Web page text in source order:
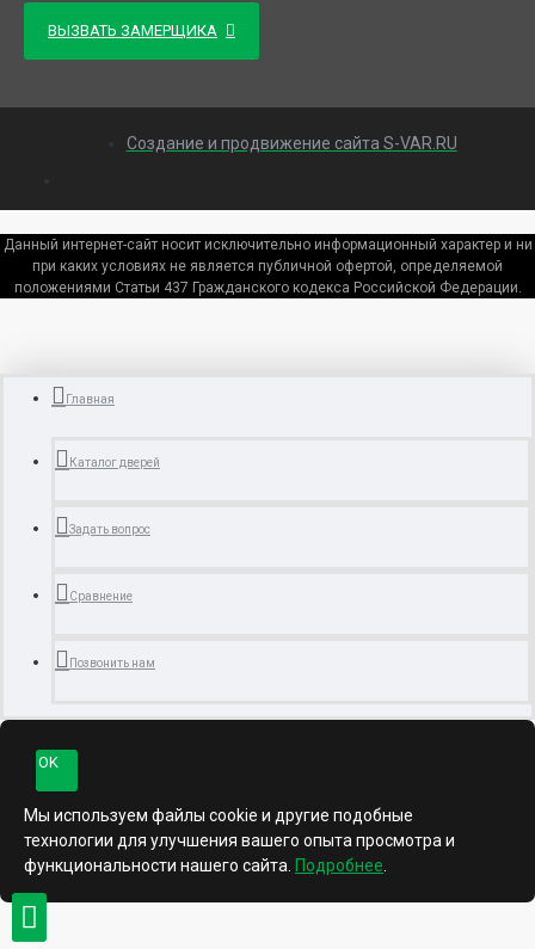
ВЫЗВАТЬ ЗАМЕРЩИКА
Создание и продвижение сайта S-VAR.RU
Данный интернет-сайт носит исключительно информационный характер и ни
при каких условиях не является публичной офертой, определяемой
положениями Статьи 437 Гражданского кодекса Российской Федерации.
Главная
Каталог дверей
Задать вопрос
Сравнение
Позвонить нам
OK
Мы используем файлы cookie и другие подобные
технологии для улучшения вашего опыта просмотра и
функциональности нашего сайта. Подробнее